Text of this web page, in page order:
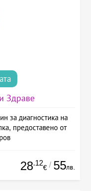
Здраве
за диагностика на
предоставено от
28.12
€ / 55лв.